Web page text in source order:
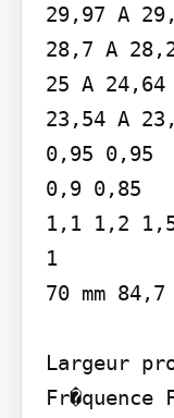
29,97 A
28,7 A
25 A
23,54 A
0,95 0,95
0,9 0,85
1,1 1,2
1
70 mm 84,7
Largeur
Fr�quence